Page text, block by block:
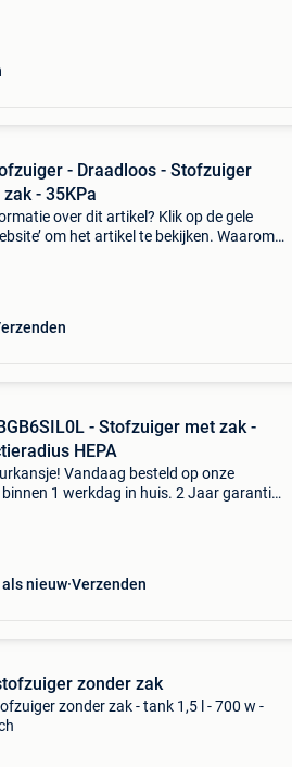
- Draadloos - Stofzuiger
- 35KPa
over dit artikel? Klik op de gele
om het artikel te bekijken. Waarom
- Stofzuiger met zak -
HEPA
Vandaag besteld op onze
1 werkdag in huis. 2 Jaar garantie.
nieuw Verzenden
zonder zak
zonder zak - tank 1,5 l - 700 w -